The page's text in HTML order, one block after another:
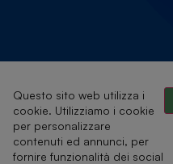
Questo sito web utilizza i
cookie. Utilizziamo i cookie
per personalizzare
contenuti ed annunci, per
fornire funzionalità dei social